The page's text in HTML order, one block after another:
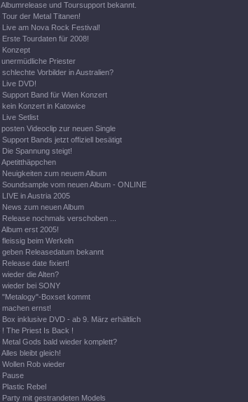
Albumrelease und Toursupport bekannt.
Tour der Metal Titanen!
Live am Nova Rock Festival!
Erste Tourdaten für 2008!
Konzept
unermüdliche Priester
schlechte Vorbilder in Australien?
Live DVD!
Support Band für Wien Konzert
kein Konzert in Katowice
Live Setlist
posten Videoclip zur neuen Single
Support Bands jetzt offiziell besätigt
Die Spannung steigt!
Apetitthäppchen
Neuigkeiten zum neuem Album
Soundsample vom neuen Album - ONLINE
LIVE in Austria 2005
News zum neuen Album
Release nochmals verschoben ...
Album erst 2005!
fleissig beim Werkeln
geben Releasedatum bekannt
Release date fixiert!
wieder die Alten?
wieder bei SONY
"Metalogy"-Boxset kommt
machen ernst!
Box inklusive DVD - ab 9. März erhältlich
! The Priest Is Back !
Metal Gods bald wieder komplett?
Alles bleibt gleich!
Wollen Rob wieder
Pause
Plastic Rebel
Party mit gestrandeten Models